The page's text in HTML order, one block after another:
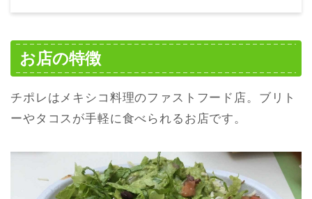
お店の特徴
チポレはメキシコ料理のファストフード店。ブリト
ーやタコスが手軽に食べられるお店です。